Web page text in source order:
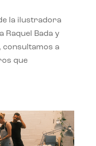
la ilustradora
Raquel Bada y
consultamos a
que